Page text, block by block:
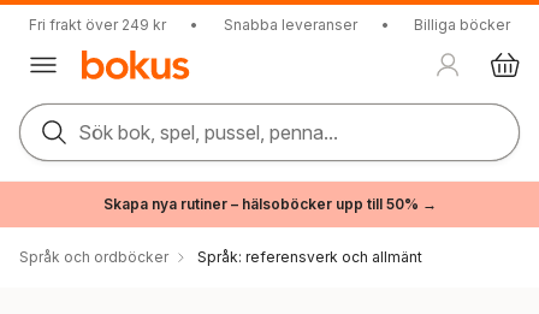
Fri frakt över 249 kr • Snabba leveranser • Billiga böcker
Sök bok, spel, pussel, penna...
Skapa nya rutiner – hälsoböcker upp till 50% →
Språk och ordböcker Språk: referensverk och allmänt